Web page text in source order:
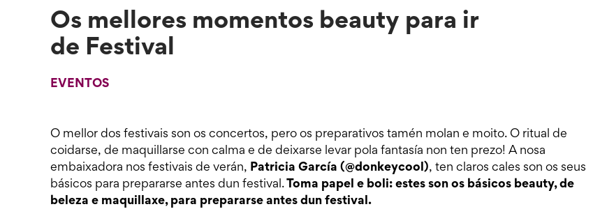
Os mellores momentos beauty para ir
de Festival
EVENTOS
O mellor dos festivais son os concertos, pero os preparativos tamén molan e moito. O ritual de
coidarse, de maquillarse con calma e de deixarse levar pola fantasía non ten prezo! A nosa
embaixadora nos festivais de verán, Patricia García (@donkeycool), ten claros cales son os seus
básicos para prepararse antes dun festival. Toma papel e boli: estes son os básicos beauty, de
beleza e maquillaxe, para prepararse antes dun festival.